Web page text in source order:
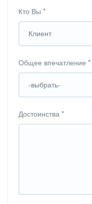
Кто Вы *
Клиент
Общее впечатление *
-выбрать-
Достоинства *